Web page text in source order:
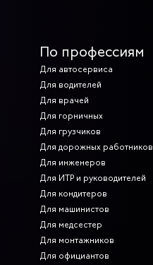
По профессиям
Для автосервиса
Для водителей
Для врачей
Для горничных
Для грузчиков
Для дорожных работников
Для инженеров
Для ИТР и руководителей
Для кондитеров
Для машинистов
Для медсестер
Для монтажников
Для официантов